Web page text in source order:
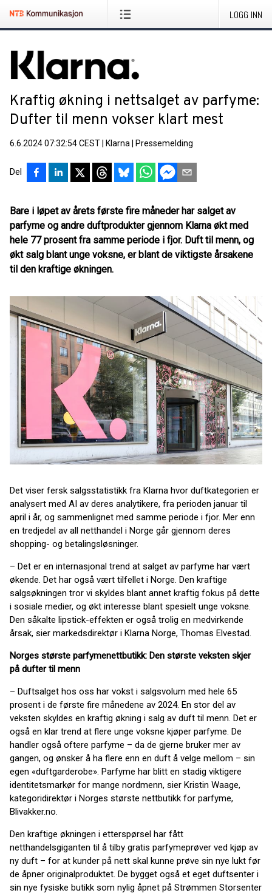
LOGG INN
Kraftig økning i nettsalget av parfyme:
Dufter til menn vokser klart mest
6.6.2024 07:32:54 CEST Klarna Pressemelding
Del
Bare i løpet av årets første fire måneder har salget av
parfyme og andre duftprodukter gjennom Klarna økt med
hele 77 prosent fra samme periode i fjor. Duft til menn, og
økt salg blant unge voksne, er blant de viktigste årsakene
til den kraftige økningen.
Det viser fersk salgsstatistikk fra Klarna hvor duftkategorien er
analysert med AI av deres analytikere, fra perioden januar til
april i år, og sammenlignet med samme periode i fjor. Mer enn
en tredjedel av all netthandel i Norge går gjennom deres
shopping- og betalingsløsninger.
– Det er en internasjonal trend at salget av parfyme har vært
økende. Det har også vært tilfellet i Norge. Den kraftige
salgsøkningen tror vi skyldes blant annet kraftig fokus på dette
i sosiale medier, og økt interesse blant spesielt unge voksne.
Den såkalte lipstick-effekten er også trolig en medvirkende
årsak, sier markedsdirektør i Klarna Norge, Thomas Elvestad.
Norges største parfymenettbutikk: Den største veksten skjer
på dufter til menn
– Duftsalget hos oss har vokst i salgsvolum med hele 65
prosent i de første fire månedene av 2024. En stor del av
veksten skyldes en kraftig økning i salg av duft til menn. Det er
også en klar trend at flere unge voksne kjøper parfyme. De
handler også oftere parfyme – da de gjerne bruker mer av
gangen, og ønsker å ha flere enn en duft å velge mellom – sin
egen «duftgarderobe». Parfyme har blitt en stadig viktigere
identitetsmarkør for mange nordmenn, sier Kristin Waage,
kategoridirektør i Norges største nettbutikk for parfyme,
Blivakker.no.
Den kraftige økningen i etterspørsel har fått
netthandelsgiganten til å tilby gratis parfymeprøver ved kjøp av
ny duft – for at kunder på nett skal kunne prøve sin nye lukt før
de åpner originalproduktet. De bygget også et eget duftsenter i
sin nye fysiske butikk som nylig åpnet på Strømmen Storsenter